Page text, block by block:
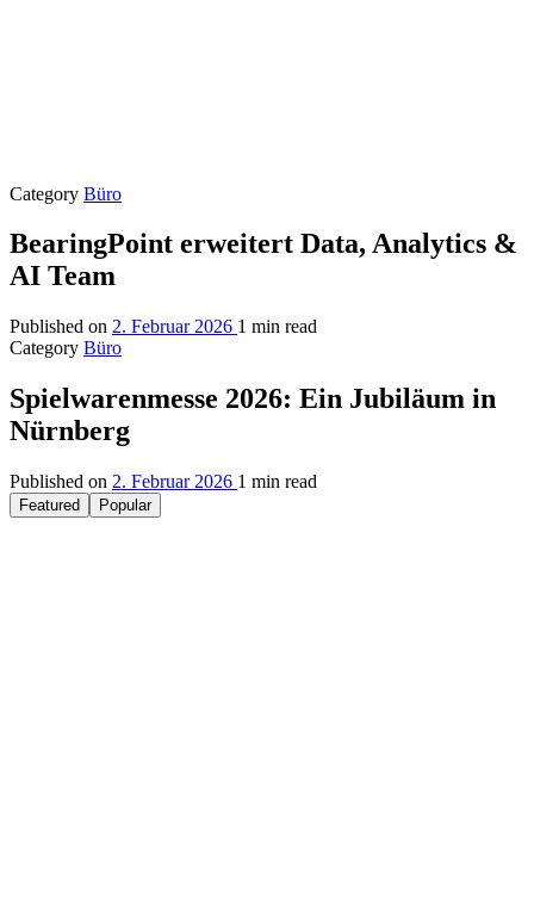
Category Büro
BearingPoint erweitert Data, Analytics &
AI Team
Published on 2. Februar 2026 1 min read
Category Büro
Spielwarenmesse 2026: Ein Jubiläum in
Nürnberg
Published on 2. Februar 2026 1 min read
Featured Popular